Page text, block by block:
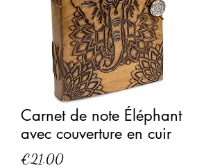
Carnet de note Éléphant
avec couverture en cuir
€21.00Price